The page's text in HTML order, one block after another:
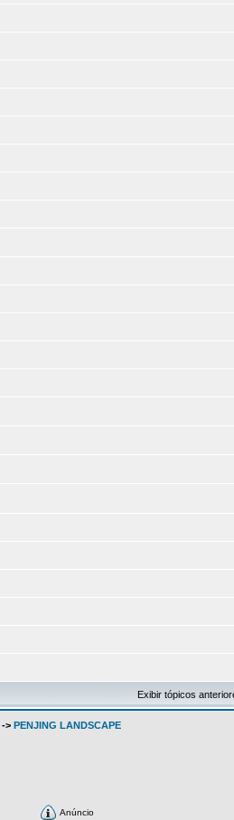
Exibir tópicos
-> PENJING LANDSCAPE
Anúncio